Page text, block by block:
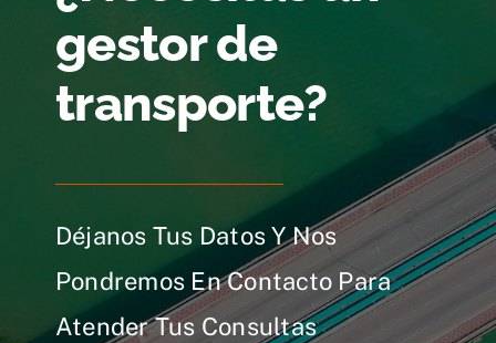
gestor de
transporte?
Déjanos Tus Datos Y Nos
Pondremos En Contacto Para
Atender Tus Consultas